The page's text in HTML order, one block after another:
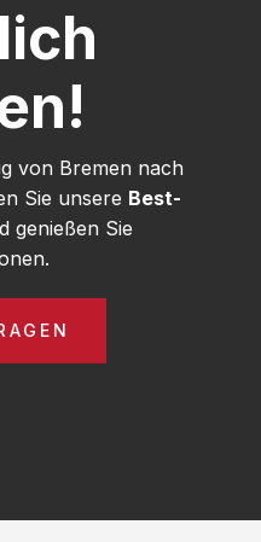
von Bremen nach
Sie unsere Best-
genießen Sie